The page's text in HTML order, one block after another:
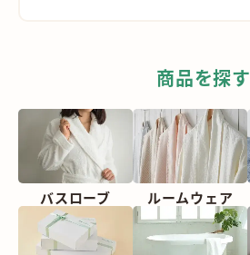
商品を探す
バスローブ ルームウェア